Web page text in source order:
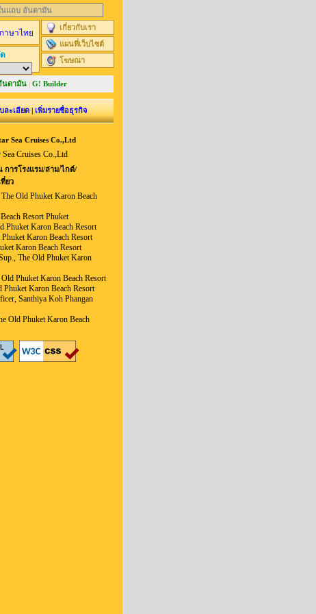
นแถบ อันดามัน
าษาไทย
เกี่ยวกับเรา
แผนที่เว็บไซต์
โฆษณา
นดามัน | G! Builder
ละเอียด|เพิ่มรายชื่อธุรกิจ
Sea Cruises Co.,Ltd
Cruises Co.,Ltd
การโรงแรม/ล่าม/ไกด์/
ยว
Old Phuket Karon Beach
Resort Phuket
Phuket Karon Beach Resort
Karon Beach Resort
Karon Beach Resort
The Old Phuket Karon
Phuket Karon Beach Resort
Phuket Karon Beach Resort
Santhiya Koh Phangan
Old Phuket Karon Beach